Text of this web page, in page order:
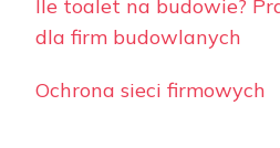
Ile toalet na budowie?
dla firm budowlanych
Ochrona sieci firmowych